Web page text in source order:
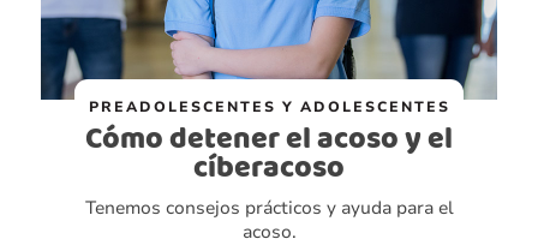
PREADOLESCENTES Y ADOLESCENTES
Cómo detener el acoso y el
cíberacoso
Tenemos consejos prácticos y ayuda para el
acoso.